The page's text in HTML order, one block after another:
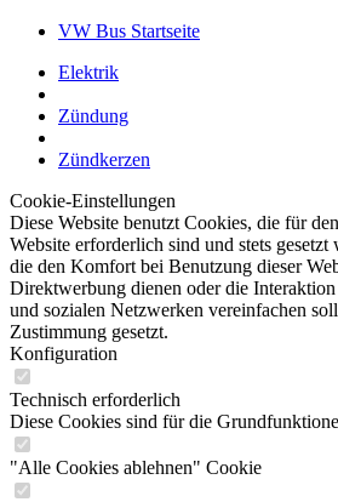
VW Bus Startseite
Elektrik
Zündung
Zündkerzen
Cookie-Einstellungen
Diese Website benutzt Cookies, die für
Website erforderlich sind und stets
die den Komfort bei Benutzung dieser
Direktwerbung dienen oder die Interaktion
und sozialen Netzwerken vereinfachen
Zustimmung gesetzt.
Konfiguration
Technisch erforderlich
Diese Cookies sind für die
"Alle Cookies ablehnen" Cookie